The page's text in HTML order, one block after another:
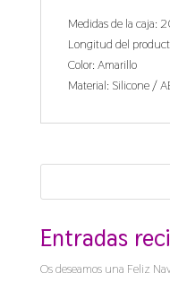
Medidas de la caja:
Longitud del
Color: Amarillo
Material: Silicone /
Entradas
Os deseamos una Feliz